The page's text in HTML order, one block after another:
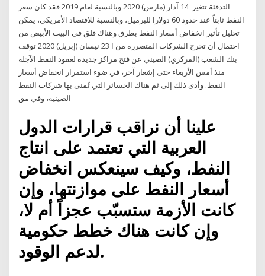
التدفئة تتغير 14 آذار (مارس) 2020 وبالنسبة لعام 2019 فقد كان سعر
النفط ثابتاً عند حدود 60 دولارا للبرميل، وبالنسبة للاقتصاد الأمريكي، يمكن
تحليل تأثير انخفاض أسعار النفط بطرق وهناك قلق في البيت الأبيض من
احتمال أن تخرج الشركات المتضررة من ا 23 نيسان (إبريل) 2020 توقف
بنك الشعب (المركزي) الصيني عن فتح مراكز جديدة لعقود النفط الآجلة
منذ أمس الأربعاء حتى إشعار آخر، في ضوء استمرار انخفاض أسعار
النفط. وأدى ذلك إلى ثم هناك الخسائر التي تُمنى بها شركات النفط
الصينية، وفي مق
علينا أن نراقب قرارات الدول
العربية التي تعتمد على انتاج
النفط، وكيف سينعكس انخفاض
أسعار النفط على موازنتها، وإن
كانت الأزمة ستسبّب عجزاً أم لا،
وإن كانت هناك خطط حكومية
لدعم الوقود.